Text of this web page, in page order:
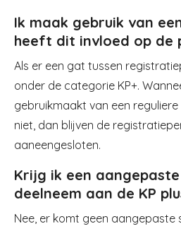
Ik maak gebruik van
heeft dit invloed op de
Als er een gat tussen
onder de categorie KP+.
gebruikmaakt van een
niet, dan blijven de
aaneengesloten.
Krijg ik een
deelneem aan de KP
Nee, er komt geen aangepaste